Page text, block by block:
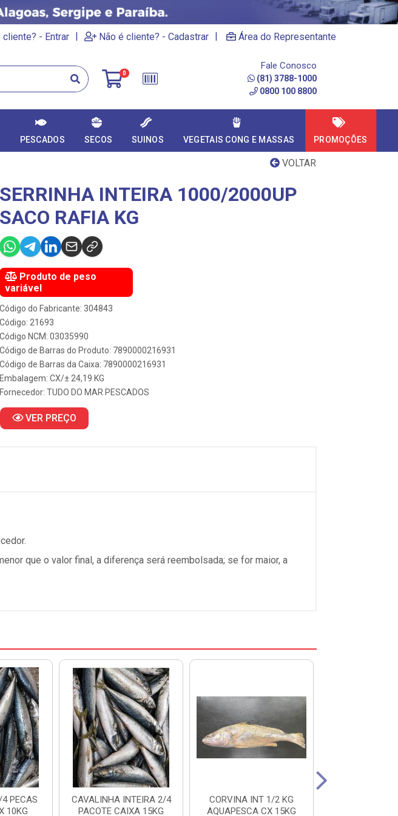
cliente? - Entrar | Não é cliente? - Cadastrar | Área do Representante
0
Fale Conosco
(81) 3788-1000
0800 100 8800
PESCADOS SECOS SUINOS VEGETAIS CONG E MASSAS PROMOÇÕES
VOLTAR
SERRINHA INTEIRA 1000/2000UP
SACO RAFIA KG
Produto de peso
variável
Código do Fabricante: 304843
Código: 21693
Código NCM: 03035990
Código de Barras do Produto: 7890000216931
Código de Barras da Caixa: 7890000216931
Embalagem: CX/± 24,19 KG
Fornecedor: TUDO DO MAR PESCADOS
VER PREÇO
que o valor final, a diferença será reembolsada; se for maior, a
PECAS
10KG
CAVALINHA INTEIRA 2/4
PACOTE CAIXA 15KG
CORVINA INT 1/2 KG
AQUAPESCA CX 15KG